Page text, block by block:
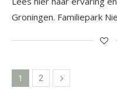
Groningen. Familiepark
1 2